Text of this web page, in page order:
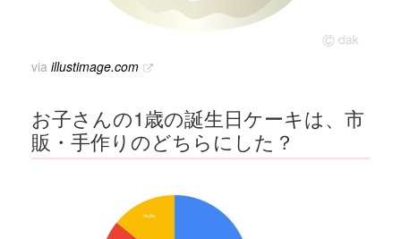
via illustimage.com
お子さんの1歳の誕生日ケーキは、市
販・手作りのどちらにした？